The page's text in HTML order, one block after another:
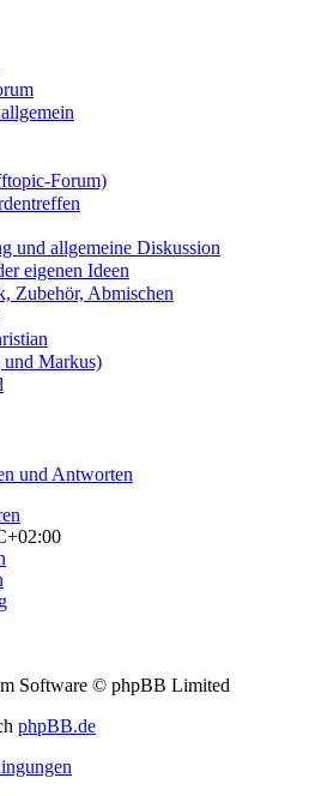
Forum)
und allgemeine Diskussion
eigenen Ideen
Zubehör, Abmischen
Markus)
und Antworten
Software © phpBB Limited
phpBB.de